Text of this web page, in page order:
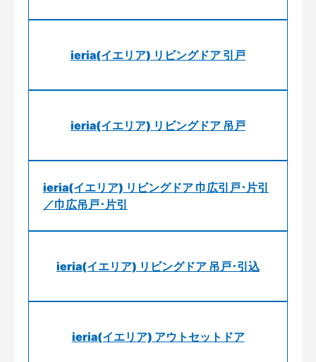
ieria(イエリア) リビングドア 引戸
ieria(イエリア) リビングドア 吊戸
ieria(イエリア) リビングドア 巾広引戸･片引
／巾広吊戸･片引
ieria(イエリア) リビングドア 吊戸･引込
ieria(イエリア) アウトセットドア